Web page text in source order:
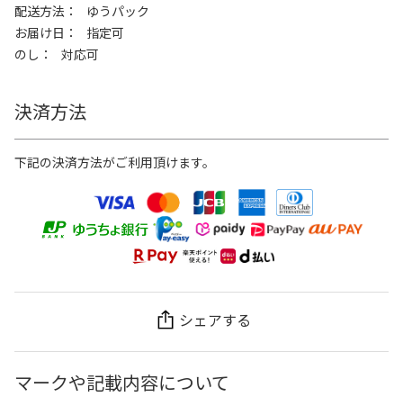
配送方法
ゆうパック
お届け日
指定可
のし
対応可
決済方法
下記の決済方法がご利用頂けます。
シェアする
マークや記載内容について